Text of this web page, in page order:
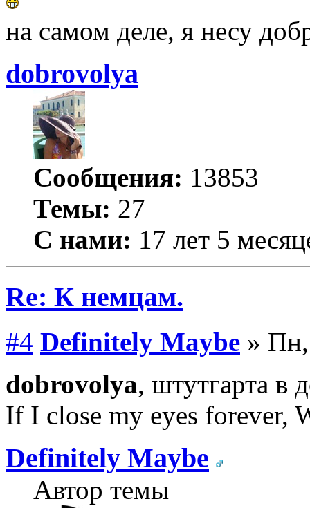
на самом деле, я несу
dobrovolya
Сообщения: 13853
Темы: 27
С нами: 17 лет 5
Re: К немцам.
#4 Definitely Maybe » Пн,
dobrovolya, штутгарта в
If I close my eyes forever,
Definitely Maybe
Автор темы